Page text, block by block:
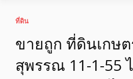
ที่ดิน
ขายถูก ที่ดินเกษต
สุพรรณ 11-1-55